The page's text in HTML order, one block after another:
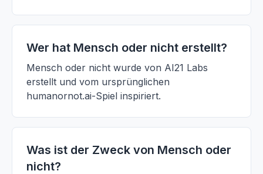
Wer hat Mensch oder nicht erstellt?
Mensch oder nicht wurde von AI21 Labs
erstellt und vom ursprünglichen
humanornot.ai-Spiel inspiriert.
Was ist der Zweck von Mensch oder
nicht?